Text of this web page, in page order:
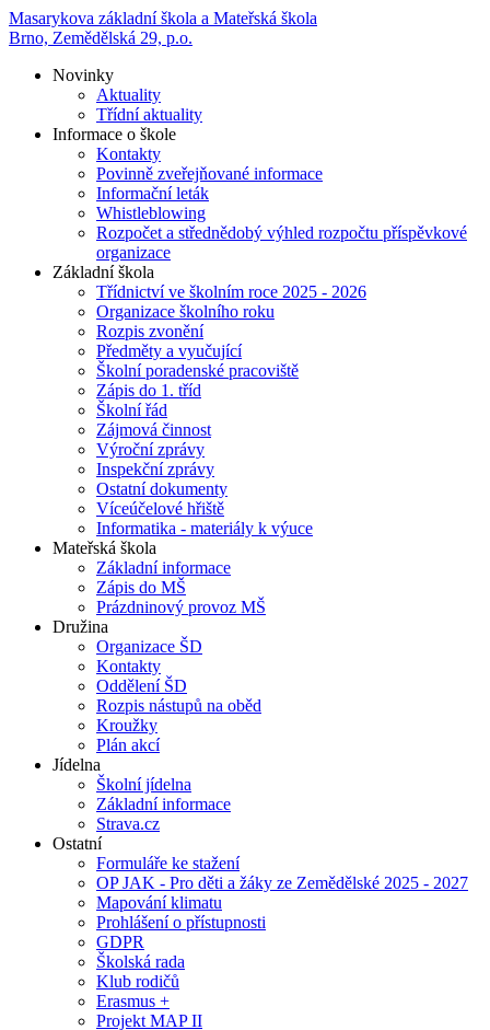
Masarykova základní škola a Mateřská škola
Brno, Zemědělská 29, p.o.
Novinky
Aktuality
Třídní aktuality
Informace o škole
Kontakty
Povinně zveřejňované informace
Informační leták
Whistleblowing
Rozpočet a střednědobý výhled rozpočtu příspěvkové
organizace
Základní škola
Třídnictví ve školním roce 2025 - 2026
Organizace školního roku
Rozpis zvonění
Předměty a vyučující
Školní poradenské pracoviště
Zápis do 1. tříd
Školní řád
Zájmová činnost
Výroční zprávy
Inspekční zprávy
Ostatní dokumenty
Víceúčelové hřiště
Informatika - materiály k výuce
Mateřská škola
Základní informace
Zápis do MŠ
Prázdninový provoz MŠ
Družina
Organizace ŠD
Kontakty
Oddělení ŠD
Rozpis nástupů na oběd
Kroužky
Plán akcí
Jídelna
Školní jídelna
Základní informace
Strava.cz
Ostatní
Formuláře ke stažení
OP JAK - Pro děti a žáky ze Zemědělské 2025 - 2027
Mapování klimatu
Prohlášení o přístupnosti
GDPR
Školská rada
Klub rodičů
Erasmus +
Projekt MAP II